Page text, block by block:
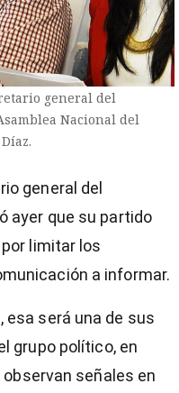
general del
Nacional del
general del
ayer que su partido
limitar los
a informar.
esa será una de sus
grupo político, en
señales en